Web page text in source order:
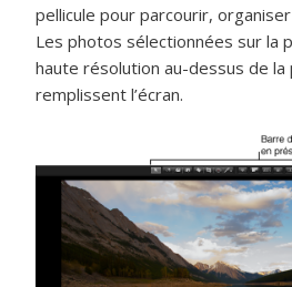
pellicule pour parcourir,
Les photos sélectionnées sur la
haute résolution au-dessus de la
remplissent l’écran.